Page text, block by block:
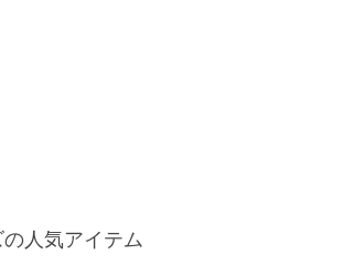
人気アイテム